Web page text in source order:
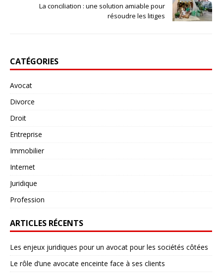
La conciliation : une solution amiable pour
résoudre les litiges
CATÉGORIES
Avocat
Divorce
Droit
Entreprise
Immobilier
Internet
Juridique
Profession
ARTICLES RÉCENTS
Les enjeux juridiques pour un avocat pour les sociétés côtées
Le rôle d’une avocate enceinte face à ses clients